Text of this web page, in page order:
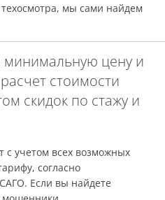
техосмотра, мы сами найдем
минимальную цену и
стоимости
скидок по стажу и
с учетом всех возможных
согласно
Если вы найдете